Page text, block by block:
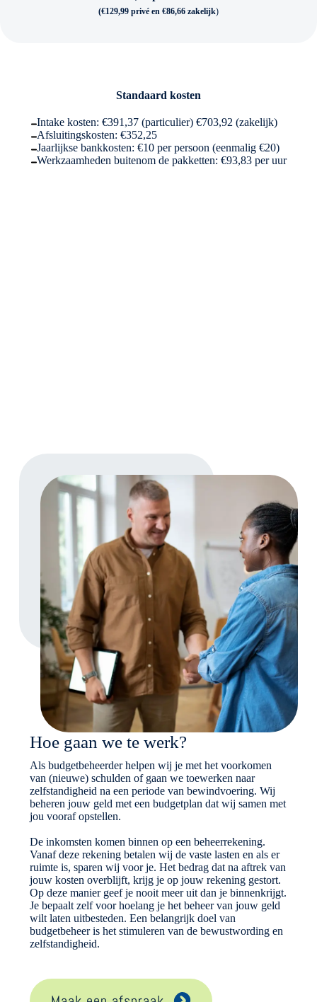
(€129,99 privé en €86,66 zakelijk)
Standaard kosten
Intake kosten: €391,37 (particulier) €703,92 (zakelijk)
Afsluitingskosten: €352,25
Jaarlijkse bankkosten: €10 per persoon (eenmalig €20)
Werkzaamheden buitenom de pakketten: €93,83 per uur
Hoe gaan we te werk?
Als budgetbeheerder helpen wij je met het voorkomen
van (nieuwe) schulden of gaan we toewerken naar
zelfstandigheid na een periode van bewindvoering. Wij
beheren jouw geld met een budgetplan dat wij samen met
jou vooraf opstellen.
De inkomsten komen binnen op een beheerrekening.
Vanaf deze rekening betalen wij de vaste lasten en als er
ruimte is, sparen wij voor je. Het bedrag dat na aftrek van
jouw kosten overblijft, krijg je op jouw rekening gestort.
Op deze manier geef je nooit meer uit dan je binnenkrijgt.
Je bepaalt zelf voor hoelang je het beheer van jouw geld
wilt laten uitbesteden. Een belangrijk doel van
budgetbeheer is het stimuleren van de bewustwording en
zelfstandigheid.